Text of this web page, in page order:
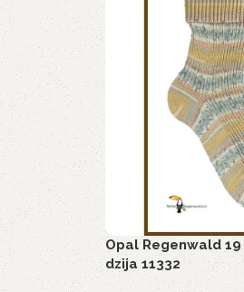
Opal Regenwald
dzija 11332